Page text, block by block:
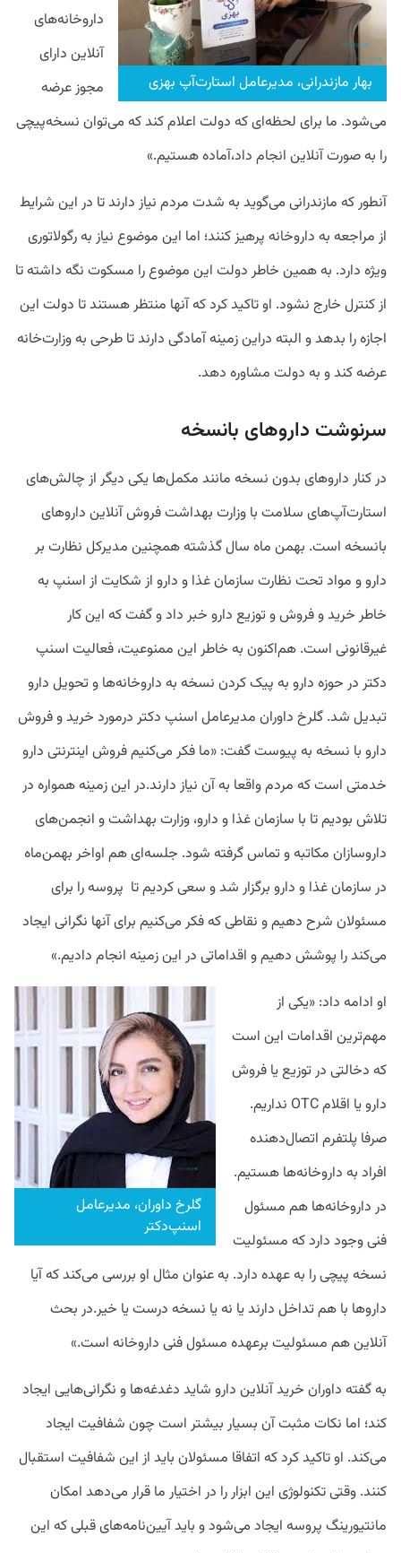
بهار مازندرانی، مدیرعامل استارت‌آپ بهزی
داروخانه‌های
آنلاین دارای
مجوز عرضه
می‌شود. ما برای لحظه‌ای که دولت اعلام کند که می‌توان نسخه‌پیچی
را به صورت آنلاین انجام داد،آماده هستیم.»
آنطور که مازندرانی می‌گوید به شدت مردم نیاز دارند تا در این شرایط
از مراجعه به داروخانه پرهیز کنند؛ اما این موضوع نیاز به رگولاتوری
ویژه دارد. به همین خاطر دولت این موضوع را مسکوت نگه داشته تا
از کنترل خارج نشود. او تاکید کرد که آنها منتظر هستند تا دولت این
اجازه را بدهد و البته دراین زمینه آمادگی دارند تا طرحی به وزارت‌خانه
عرضه کند و به دولت مشاوره دهد.
سرنوشت داروهای بانسخه
در کنار داروهای بدون نسخه مانند مکمل‌ها یکی دیگر از چالش‌های
استارت‌آپ‌های سلامت با وزارت بهداشت فروش آنلاین داروهای
بانسخه است. بهمن ماه سال گذشته همچنین مدیرکل نظارت بر
دارو و مواد تحت نظارت سازمان غذا و دارو از شکایت از اسنپ به
خاطر خرید و فروش و توزیع دارو خبر داد و گفت که این کار
غیرقانونی است. هم‌اکنون به خاطر این ممنوعیت، فعالیت اسنپ
دکتر در حوزه دارو به پیک کردن نسخه به داروخانه‌ها و تحویل دارو
تبدیل شد. گلرخ داوران مدیرعامل اسنپ دکتر درمورد خرید و فروش
دارو با نسخه به پیوست گفت: «ما فکر می‌کنیم فروش اینترنتی دارو
خدمتی است که مردم واقعا به آن نیاز دارند.در این زمینه همواره در
تلاش بودیم تا با سازمان غذا و دارو، وزارت بهداشت و انجمن‌های
داروسازان مکاتبه و تماس گرفته شود. جلسه‌ای هم اواخر بهمن‌ماه
در سازمان غذا و دارو برگزار شد و سعی کردیم تا پروسه را برای
مسئولان شرح دهیم و نقاطی که فکر می‌کنیم برای آنها نگرانی ایجاد
می‌کند را پوشش دهیم و اقداماتی در این زمینه انجام دادیم.»
گلرخ داوران، مدیرعامل
اسنپ‌دکتر
او ادامه داد: «یکی از
مهم‌ترین اقدامات این است
که دخالتی در توزیع یا فروش
دارو یا اقلام OTC نداریم.
صرفا پلتفرم اتصال‌دهنده
افراد به داروخانه‌ها هستیم.
در داروخانه‌ها هم مسئول
فنی وجود دارد که مسئولیت
نسخه ‌پیچی را به عهده دارد. به عنوان مثال او بررسی می‌کند که آیا
داروها با هم تداخل دارند یا نه یا نسخه درست یا خیر.در بحث
آنلاین هم مسئولیت برعهده مسئول فنی داروخانه است.»
به گفته داوران خرید آنلاین دارو شاید دغدغه‌ها و نگرانی‌هایی ایجاد
کند؛ اما نکات مثبت آن بسیار بیشتر است چون شفافیت ایجاد
می‌کند. او تاکید کرد که اتفاقا مسئولان باید از این شفافیت استقبال
کنند. وقتی تکنولوژی این ابزار را در اختیار ما قرار می‌دهد امکان
مانتیورینگ پروسه ایجاد می‌شود و باید آیین‌نامه‌های قبلی که این